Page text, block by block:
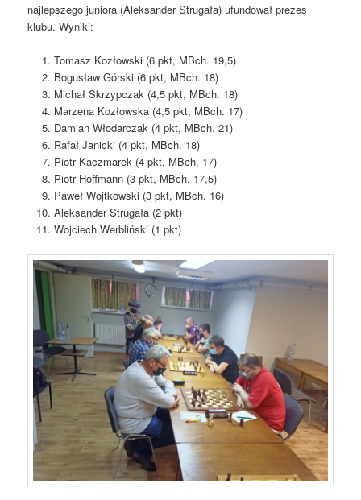
najlepszego juniora (Aleksander Strugała) ufundował prezes
klubu. Wyniki:
Tomasz Kozłowski (6 pkt, MBch. 19,5)
Bogusław Górski (6 pkt, MBch. 18)
Michał Skrzypczak (4,5 pkt, MBch. 18)
Marzena Kozłowska (4,5 pkt, MBch. 17)
Damian Włodarczak (4 pkt, MBch. 21)
Rafał Janicki (4 pkt, MBch. 18)
Piotr Kaczmarek (4 pkt, MBch. 17)
Piotr Hoffmann (3 pkt, MBch. 17,5)
Paweł Wojtkowski (3 pkt, MBch. 16)
Aleksander Strugała (2 pkt)
Wojciech Werbliński (1 pkt)